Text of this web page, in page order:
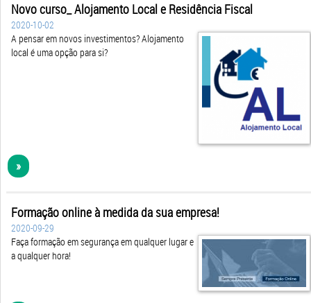
Novo curso_ Alojamento Local e Residência Fiscal
2020-10-02
A pensar em novos investimentos? Alojamento
local é uma opção para si?
»
Formação online à medida da sua empresa!
2020-09-29
Faça formação em segurança em qualquer lugar e
a qualquer hora!